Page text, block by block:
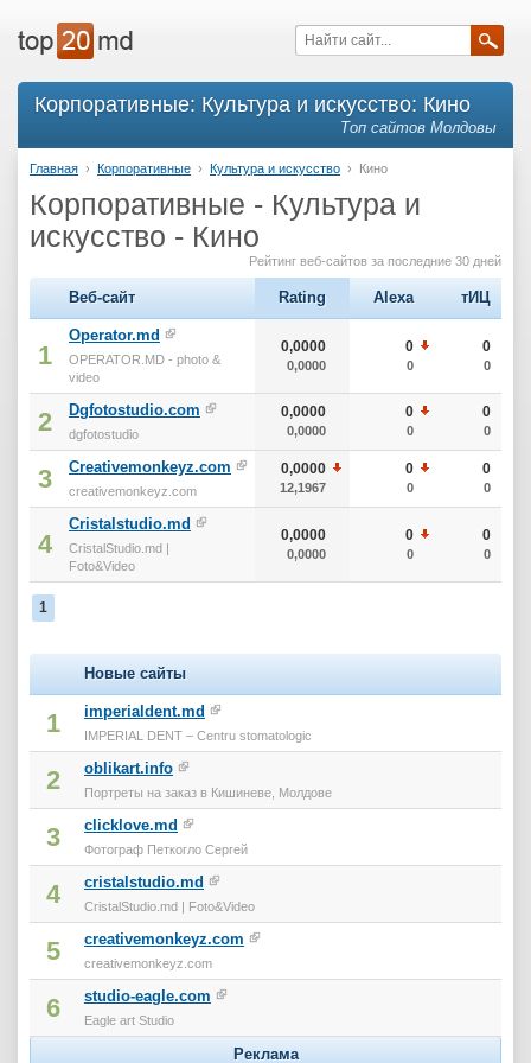
Корпоративные: Культура и искусство: Кино
Топ сайтов Молдовы
Главная › Корпоративные › Культура и искусство › Кино
Корпоративные - Культура и
искусство - Кино
Рейтинг веб-сайтов за последние 30 дней
Веб-сайт Rating Alexa тИЦ
1
Operator.md
OPERATOR.MD - photo &
video
0,0000
0,0000
0
0
0
0
2 Dgfotostudio.com
dgfotostudio
0,0000
0,0000
0
0
0
0
3 Creativemonkeyz.com
creativemonkeyz.com
0,0000
12,1967
0
0
0
0
4
Cristalstudio.md
CristalStudio.md |
Foto&Video
0,0000
0,0000
0
0
0
0
1
Новые сайты
1 imperialdent.md
IMPERIAL DENT – Centru stomatologic
2 oblikart.info
Портреты на заказ в Кишиневе, Молдове
3 clicklove.md
Фотограф Петкогло Сергей
4 cristalstudio.md
CristalStudio.md | Foto&Video
5 creativemonkeyz.com
creativemonkeyz.com
6 studio-eagle.com
Eagle art Studio
Реклама